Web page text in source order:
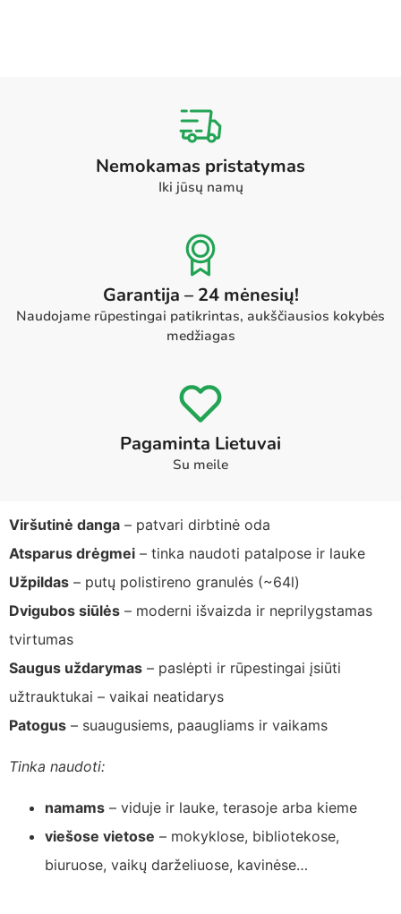
Nemokamas pristatymas
Iki jūsų namų
Garantija – 24 mėnesių!
Naudojame rūpestingai patikrintas, aukščiausios kokybės
medžiagas
Pagaminta Lietuvai
Su meile
Viršutinė danga – patvari dirbtinė oda
Atsparus drėgmei – tinka naudoti patalpose ir lauke
Užpildas – putų polistireno granulės (~64l)
Dvigubos siūlės – moderni išvaizda ir neprilygstamas
tvirtumas
Saugus uždarymas – paslėpti ir rūpestingai įsiūti
užtrauktukai – vaikai neatidarys
Patogus – suaugusiems, paaugliams ir vaikams
Tinka naudoti:
namams – viduje ir lauke, terasoje arba kieme
viešose vietose – mokyklose, bibliotekose,
biuruose, vaikų darželiuose, kavinėse…